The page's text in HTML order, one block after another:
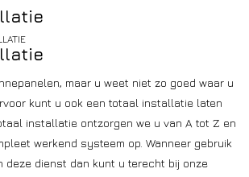
maar u weet niet zo goed waar u
kunt u ook een totaal installatie laten
installatie ontzorgen we u van A tot Z en
werkend systeem op. Wanneer gebruik
deze dienst dan kunt u terecht bij onze